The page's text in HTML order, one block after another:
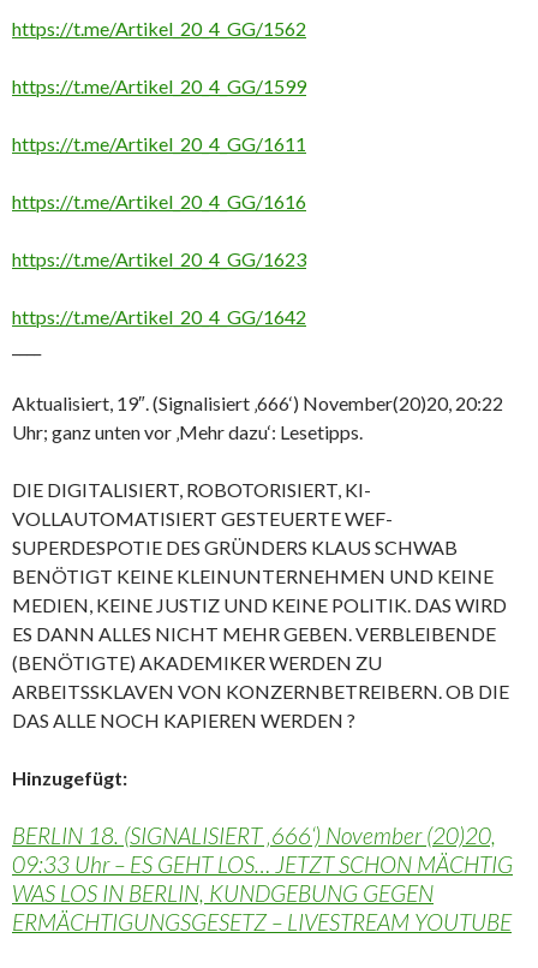
https://t.me/Artikel_20_4_GG/1562
https://t.me/Artikel_20_4_GG/1599
https://t.me/Artikel_20_4_GG/1611
https://t.me/Artikel_20_4_GG/1616
https://t.me/Artikel_20_4_GG/1623
https://t.me/Artikel_20_4_GG/1642
Aktualisiert, 19″. (Signalisiert ‚666‘) November(20)20, 20:22
Uhr; ganz unten vor ‚Mehr dazu‘: Lesetipps.
DIE DIGITALISIERT, ROBOTORISIERT, KI-
VOLLAUTOMATISIERT GESTEUERTE WEF-
SUPERDESPOTIE DES GRÜNDERS KLAUS SCHWAB
BENÖTIGT KEINE KLEINUNTERNEHMEN UND KEINE
MEDIEN, KEINE JUSTIZ UND KEINE POLITIK. DAS WIRD
ES DANN ALLES NICHT MEHR GEBEN. VERBLEIBENDE
(BENÖTIGTE) AKADEMIKER WERDEN ZU
ARBEITSSKLAVEN VON KONZERNBETREIBERN. OB DIE
DAS ALLE NOCH KAPIEREN WERDEN ?
Hinzugefügt:
BERLIN 18. (SIGNALISIERT ‚666‘) November (20)20,
09:33 Uhr – ES GEHT LOS… JETZT SCHON MÄCHTIG
WAS LOS IN BERLIN, KUNDGEBUNG GEGEN
ERMÄCHTIGUNGSGESETZ – LIVESTREAM YOUTUBE